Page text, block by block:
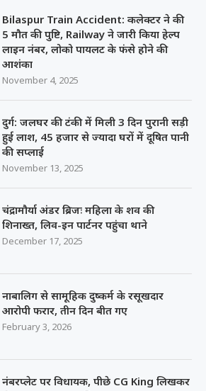
Bilaspur Train Accident: कलेक्टर ने की
5 मौत की पुष्टि, Railway ने जारी किया हेल्प
लाइन नंबर, लोको पायलट के फंसे होने की
आशंका
November 4, 2025
दुर्ग: जलघर की टंकी में मिली 3 दिन पुरानी सड़ी
हुई लाश, 45 हजार से ज्यादा घरों में दूषित पानी
की सप्लाई
November 13, 2025
चंद्रामौर्या अंडर ब्रिजः महिला के शव की
शिनाख्त, लिव-इन पार्टनर पहुंचा थाने
December 17, 2025
नाबालिग से सामूहिक दुष्कर्म के रसूखदार
आरोपी फरार, तीन दिन बीत गए
February 3, 2026
नंबरप्लेट पर विधायक, पीछे CG King लिखकर